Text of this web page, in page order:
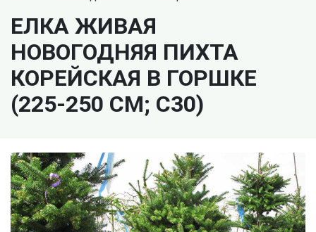
ЕЛКА ЖИВАЯ
НОВОГОДНЯЯ ПИХТА
КОРЕЙСКАЯ В ГОРШКЕ
(225-250 СМ; C30)